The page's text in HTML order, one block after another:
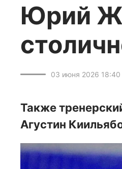
Юрий
03 июня 2026 18:40
Также
Агустин